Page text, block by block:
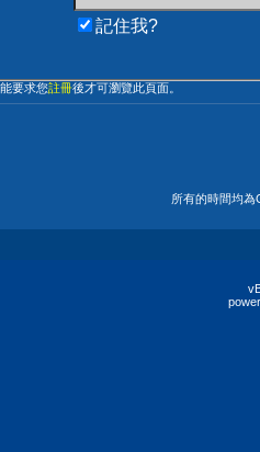
記住我?
要求您註冊後才可瀏覽此頁面。
所有的時間均為